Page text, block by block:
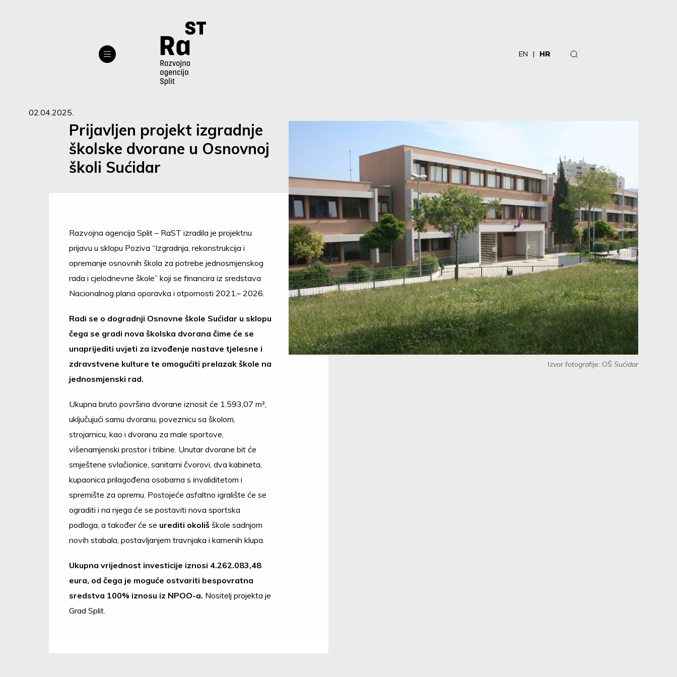
EN HR
02.04.2025.
Prijavljen projekt izgradnje
školske dvorane u Osnovnoj
školi Sućidar
Izvor fotografije: OŠ Sućidar
Razvojna agencija Split – RaST izradila je projektnu
prijavu u sklopu Poziva “Izgradnja, rekonstrukcija i
opremanje osnovnih škola za potrebe jednosmjenskog
rada i cjelodnevne škole” koji se financira iz sredstava
Nacionalnog plana oporavka i otpornosti 2021.– 2026.
Radi se o dogradnji Osnovne škole Sućidar u sklopu
čega se gradi nova školska dvorana čime će se
unaprijediti uvjeti za izvođenje nastave tjelesne i
zdravstvene kulture te omogućiti prelazak škole na
jednosmjenski rad.
Ukupna bruto površina dvorane iznosit će 1.593,07 m²,
uključujući samu dvoranu, poveznicu sa školom,
strojarnicu, kao i dvoranu za male sportove,
višenamjenski prostor i tribine. Unutar dvorane bit će
smještene svlačionice, sanitarni čvorovi, dva kabineta,
kupaonica prilagođena osobama s invaliditetom i
spremište za opremu. Postojeće asfaltno igralište će se
ograditi i na njega će se postaviti nova sportska
podloga, a također će se urediti okoliš škole sadnjom
novih stabala, postavljanjem travnjaka i kamenih klupa.
Ukupna vrijednost investicije iznosi 4.262.083,48
eura, od čega je moguće ostvariti bespovratna
sredstva 100% iznosu iz NPOO-a. Nositelj projekta je
Grad Split.